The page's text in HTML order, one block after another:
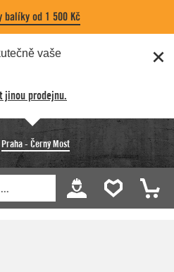
balíky od 1 500 Kč
vaše
jinou prodejnu.
Praha - Černý Most